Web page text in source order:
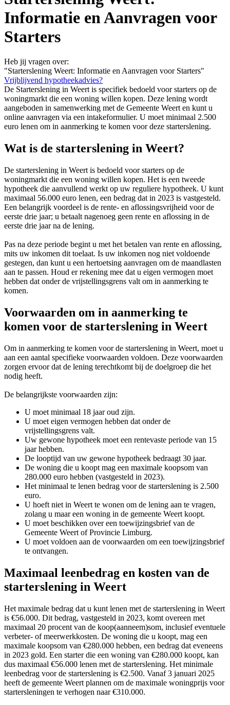
Informatie en Aanvragen voor
Starters
Heb jij vragen over:
"Starterslening Weert: Informatie en Aanvragen voor Starters"
Vrijblijvend hypotheekadvies?
De Starterslening in Weert is specifiek bedoeld voor starters op de
woningmarkt die een woning willen kopen. Deze lening wordt
aangeboden in samenwerking met de Gemeente Weert en kunt u
online aanvragen via een intakeformulier. U moet minimaal 2.500
euro lenen om in aanmerking te komen voor deze starterslening.
Wat is de starterslening in Weert?
De starterslening in Weert is bedoeld voor starters op de
woningmarkt die een woning willen kopen. Het is een tweede
hypotheek die aanvullend werkt op uw reguliere hypotheek. U kunt
maximaal 56.000 euro lenen, een bedrag dat in 2023 is vastgesteld.
Een belangrijk voordeel is de rente- en aflossingsvrijheid voor de
eerste drie jaar; u betaalt nagenoeg geen rente en aflossing in de
eerste drie jaar na de lening.
Pas na deze periode begint u met het betalen van rente en aflossing,
mits uw inkomen dit toelaat. Is uw inkomen nog niet voldoende
gestegen, dan kunt u een hertoetsing aanvragen om de maandlasten
aan te passen. Houd er rekening mee dat u eigen vermogen moet
hebben dat onder de vrijstellingsgrens valt om in aanmerking te
komen.
Voorwaarden om in aanmerking te
komen voor de starterslening in Weert
Om in aanmerking te komen voor de starterslening in Weert, moet u
aan een aantal specifieke voorwaarden voldoen. Deze voorwaarden
zorgen ervoor dat de lening terechtkomt bij de doelgroep die het
nodig heeft.
De belangrijkste voorwaarden zijn:
U moet minimaal 18 jaar oud zijn.
U moet eigen vermogen hebben dat onder de
vrijstellingsgrens valt.
Uw gewone hypotheek moet een rentevaste periode van 15
jaar hebben.
De looptijd van uw gewone hypotheek bedraagt 30 jaar.
De woning die u koopt mag een maximale koopsom van
280.000 euro hebben (vastgesteld in 2023).
Het minimaal te lenen bedrag voor de starterslening is 2.500
euro.
U hoeft niet in Weert te wonen om de lening aan te vragen,
zolang u maar een woning in de gemeente Weert koopt.
U moet beschikken over een toewijzingsbrief van de
Gemeente Weert of Provincie Limburg.
U moet voldoen aan de voorwaarden om een toewijzingsbrief
te ontvangen.
Maximaal leenbedrag en kosten van de
starterslening in Weert
Het maximale bedrag dat u kunt lenen met de starterslening in Weert
is €56.000. Dit bedrag, vastgesteld in 2023, komt overeen met
maximaal 20 procent van de koop(aanneem)som, inclusief eventuele
verbeter- of meerwerkkosten. De woning die u koopt, mag een
maximale koopsom van €280.000 hebben, een bedrag dat eveneens
in 2023 gold. Een starter die een woning van €280.000 koopt, kan
dus maximaal €56.000 lenen met de starterslening. Het minimale
leenbedrag voor de starterslening is €2.500. Vanaf 3 januari 2025
heeft de gemeente Weert plannen om de maximale woningprijs voor
startersleningen te verhogen naar €310.000.